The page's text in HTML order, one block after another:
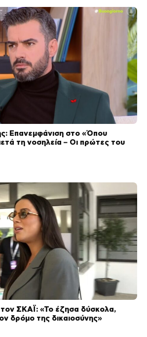
Επανεμφάνιση στο «Όπου
τη νοσηλεία – Οι πρώτες του
τον ΣΚΑΪ: «Το έζησα δύσκολα,
δρόμο της δικαιοσύνης»